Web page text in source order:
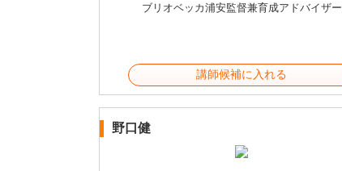
ブリオベッカ浦安監督兼育成アドバイザー
講師候補に入れる
野口健